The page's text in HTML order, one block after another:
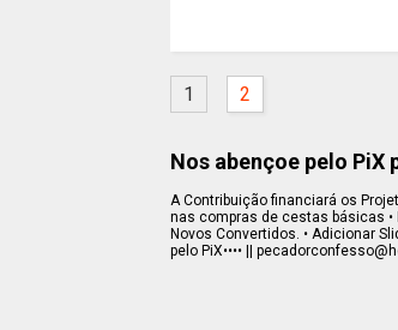
1 2
Nos abençoe pelo
A Contribuição financiará os
nas compras de cestas básicas •
Novos Convertidos. • Adicionar
pelo PiX•••• ||